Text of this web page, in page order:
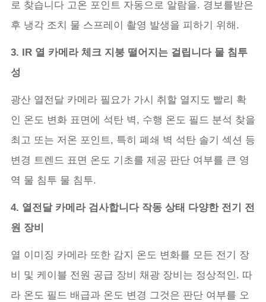
로 찾습니다 고온 포인트 자동으로 알람을. 경보를받은
후 냉각 조치 물 스프레이 촬영 발생을 피하기 위해.
3. IR 열 카메라 체크 지붕 떨어지는 걸립니다 물 침투
성
광산 열전달 카메라 필요가 가시 취할 열지도 빨리 확
인 온도 변화 표면에 석탄 벽, 수행 온도 필드 분석 찾을
최고 또는 저온 포인트, 특히 폐쇄 벽 석탄 솔기 섹션 등
변경 트렌드 표면 온도 기초를 제공 판단 여부를 큰 영
역 물 침투 물 침투.
4. 열전달 카메라 검사합니다 작동 상태 다양한 전기 전
원 장비
열 이미징 카메라 또한 감지 온도 변화를 모든 전기 장
비 및 케이블 전원 공급 장비 채광 장비는 정상적인. 따
라 온도 필드 배급과 온도 변경 그것은 판단 여부를 오